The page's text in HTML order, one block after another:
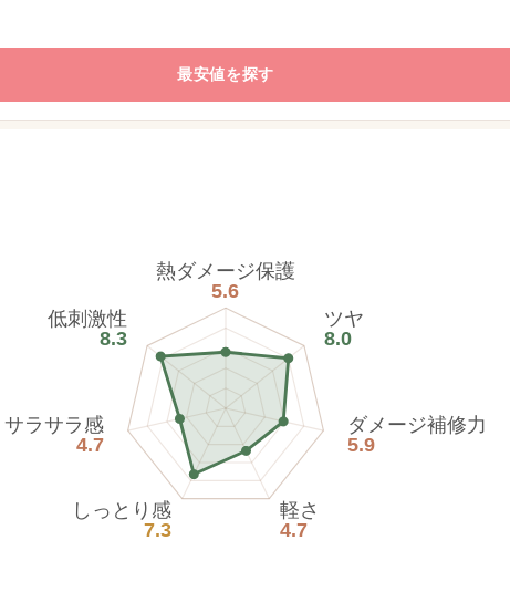
最安値を探す
熱ダメージ保護
5.6
ツヤ
8.0
ダメージ補修力
5.9
軽さ
4.7
しっとり感
7.3
サラサラ感
4.7
低刺激性
8.3